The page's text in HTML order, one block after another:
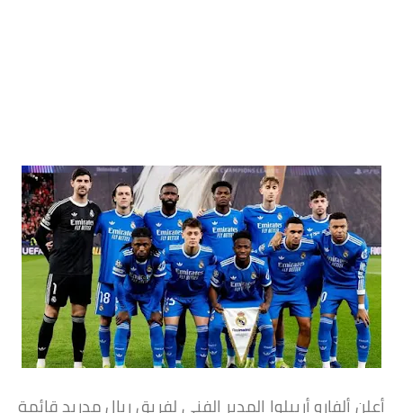
أعلن ألفارو أربيلوا المدير الفني لفريق ريال مدريد قائمة